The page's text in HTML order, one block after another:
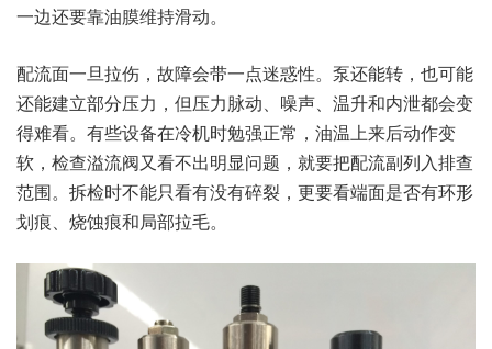
一边还要靠油膜维持滑动。
配流面一旦拉伤，故障会带一点迷惑性。泵还能转，也可能
还能建立部分压力，但压力脉动、噪声、温升和内泄都会变
得难看。有些设备在冷机时勉强正常，油温上来后动作变
软，检查溢流阀又看不出明显问题，就要把配流副列入排查
范围。拆检时不能只看有没有碎裂，更要看端面是否有环形
划痕、烧蚀痕和局部拉毛。